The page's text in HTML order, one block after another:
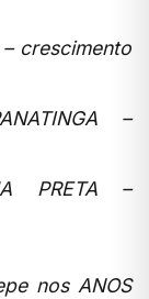
– crescimento
–
PRETA –
nos ANOS